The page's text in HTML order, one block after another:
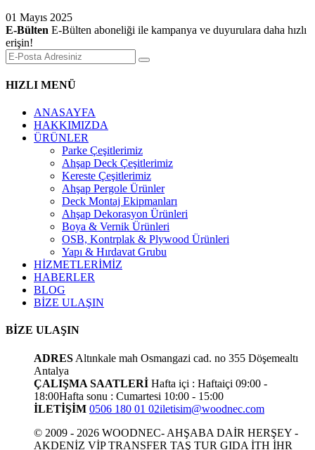
01 Mayıs 2025
E-Bülten E-Bülten aboneliği ile kampanya ve duyurulara daha hızlı
erişin!
HIZLI MENÜ
ANASAYFA
HAKKIMIZDA
ÜRÜNLER
Parke Çeşitlerimiz
Ahşap Deck Çeşitlerimiz
Kereste Çeşitlerimiz
Ahşap Pergole Ürünler
Deck Montaj Ekipmanları
Ahşap Dekorasyon Ürünleri
Boya & Vernik Ürünleri
OSB, Kontrplak & Plywood Ürünleri
Yapı & Hırdavat Grubu
HİZMETLERİMİZ
HABERLER
BLOG
BİZE ULAŞIN
BİZE ULAŞIN
ADRES Altınkale mah Osmangazi cad. no 355 Döşemealtı
Antalya
ÇALIŞMA SAATLERİ Hafta içi : Haftaiçi 09:00 -
18:00Hafta sonu : Cumartesi 10:00 - 15:00
İLETİŞİM 0506 180 01 02iletisim@woodnec.com
© 2009 - 2026 WOODNEC- AHŞABA DAİR HERŞEY -
AKDENİZ VİP TRANSFER TAŞ TUR GIDA İTH İHR